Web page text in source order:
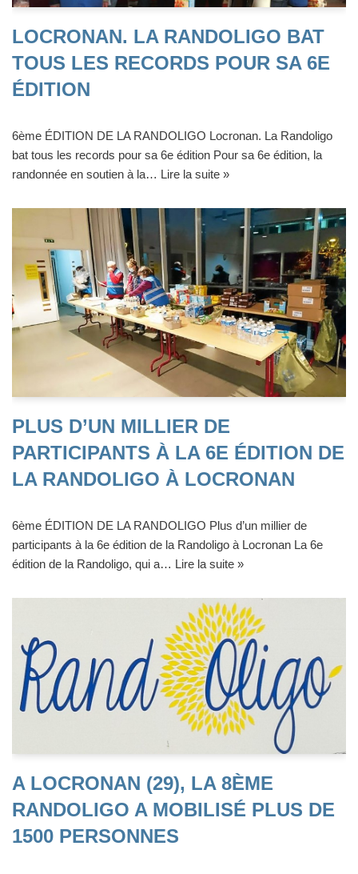
LOCRONAN. LA RANDOLIGO BAT
TOUS LES RECORDS POUR SA 6E
ÉDITION
6ème ÉDITION DE LA RANDOLIGO Locronan. La Randoligo
bat tous les records pour sa 6e édition Pour sa 6e édition, la
randonnée en soutien à la… Lire la suite »
PLUS D’UN MILLIER DE
PARTICIPANTS À LA 6E ÉDITION DE
LA RANDOLIGO À LOCRONAN
6ème ÉDITION DE LA RANDOLIGO Plus d’un millier de
participants à la 6e édition de la Randoligo à Locronan La 6e
édition de la Randoligo, qui a… Lire la suite »
A LOCRONAN (29), LA 8ÈME
RANDOLIGO A MOBILISÉ PLUS DE
1500 PERSONNES